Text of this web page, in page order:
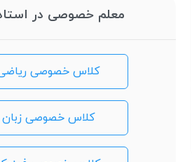
معلم خصوصی در
کلاس خصوصی
کلاس خصوصی زبان